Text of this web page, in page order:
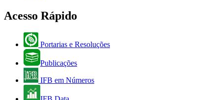
Acesso Rápido
Portarias e Resoluções
Publicações
IFB em Números